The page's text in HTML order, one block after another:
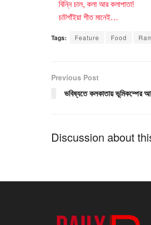
বিন্নি চাল, কলা আর কলাপাতা!
চাটগাঁইয়া শীত মানেই…
Tags: Feature Food
Previous Post
ভবিষ্যতে কলকাতায় ভূমিকম্পের
Discussion about